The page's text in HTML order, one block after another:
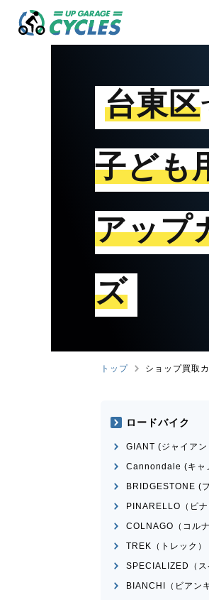
台東区
子ども
アップ
ズ
トップ ショップ買取
こども用自転車
MARIN
ロードバイク
GIANT (ジャイアン
Cannondale (キャ
BRIDGESTONE (
PINARELLO（ピナ
COLNAGO（コルナ
TREK（トレック）
SPECIALIZED（ス
BIANCHI（ビアンキ